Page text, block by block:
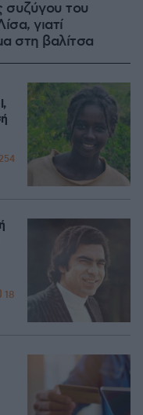
συζύγου του
γιατί
στη βαλίτσα
18